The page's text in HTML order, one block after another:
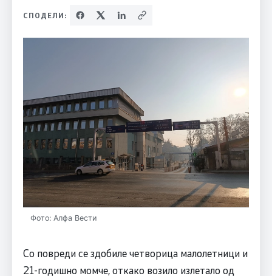
СПОДЕЛИ:
Фото: Алфа Вести
Со повреди се здобиле четворица малолетници и
21-годишно момче, откако возило излетало од